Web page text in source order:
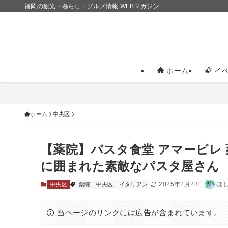
福岡の観光・暮らし・グルメ情報 WEBマガジン
ホーム イ
ホーム 中央区
【薬院】パスタ食堂 アマービ
に囲まれた素敵なパスタ屋さん
中央区 薬院 中央区 イタリアン 2025年2月23日 ほ
当ページのリンクには広告が含まれています。